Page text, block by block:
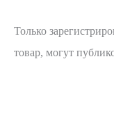
Только
товар, могут